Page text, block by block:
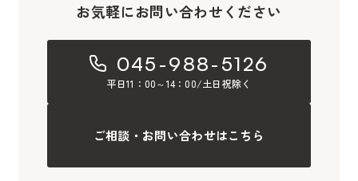
お気軽にお問い合わせください
045-988-5126
平日11：00～14：00/土日祝除く
ご相談・お問い合わせはこちら